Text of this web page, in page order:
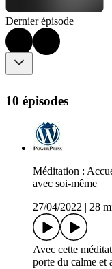
Dernier épisode
10 épisodes
Méditation :
avec soi-même
27/04/2022
28
Avec cette
porte du calme et